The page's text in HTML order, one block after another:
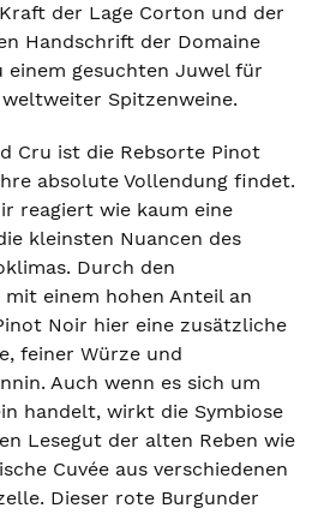
der Lage Corton und der
Handschrift der Domaine
einem gesuchten Juwel für
Spitzenweine.
Cru ist die Rebsorte Pinot
absolute Vollendung findet.
reagiert wie kaum eine
kleinsten Nuancen des
Durch den
einem hohen Anteil an
Noir hier eine zusätzliche
feiner Würze und
Auch wenn es sich um
handelt, wirkt die Symbiose
Lesegut der alten Reben wie
Cuvée aus verschiedenen
Dieser rote Burgunder